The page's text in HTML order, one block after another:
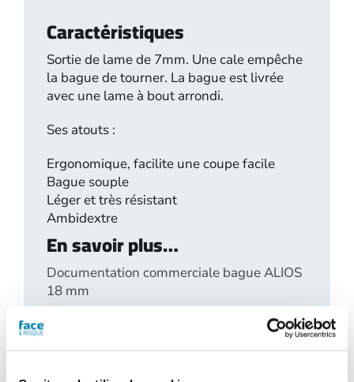
Caractéristiques
Sortie de lame de 7mm. Une cale empêche
la bague de tourner. La bague est livrée
avec une lame à bout arrondi.
Ses atouts :
Ergonomique, facilite une coupe facile
Bague souple
Léger et très résistant
Ambidextre
En savoir plus…
Documentation commerciale bague ALIOS
18 mm
Demande d'informations
sur ce produit